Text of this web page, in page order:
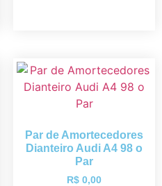
Par de Amortecedores
Dianteiro Audi A4 98 o
Par
R$ 0,00